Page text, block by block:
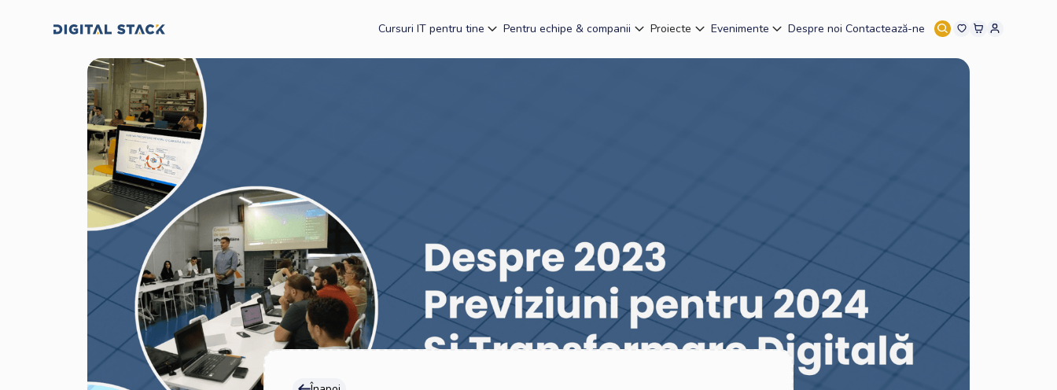
Cursuri IT pentru tine Pentru echipe & companii Proiecte Evenimente Despre noi Contactează-ne